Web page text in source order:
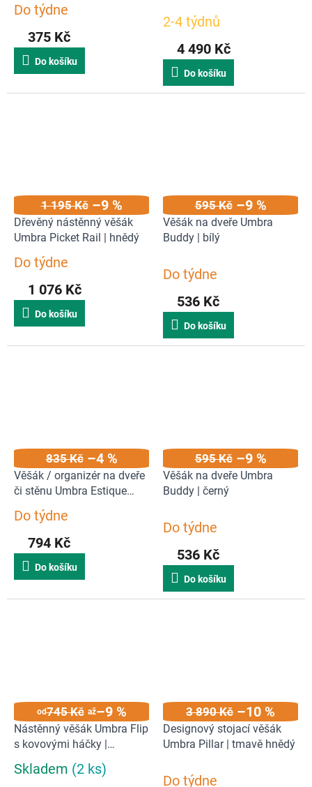
Průměrné
produktu
je
1,0
z
5
Do týdne
375 Kč
Do košíku
2-4 týdnů
4 490 Kč
Do košíku
1 195 Kč –9 %
Dřevěný nástěnný věšák
Umbra Picket Rail | hnědý
Průměrné
produktu
5,0
5
Do týdne
1 076 Kč
Do košíku
595 Kč –9 %
Věšák na dveře Umbra
Buddy | bílý
Do týdne
536 Kč
Do košíku
835 Kč –4 %
Věšák / organizér na dveře
či stěnu Umbra Estique
Organizer | bílý
Průměrné
produktu
4,7
5
Do týdne
794 Kč
Do košíku
595 Kč –9 %
Věšák na dveře Umbra
Buddy | černý
Do týdne
536 Kč
Do košíku
od745 Kč až–9 %
Nástěnný věšák Umbra Flip
s kovovými háčky |
Průměrné
Skladem (2 ks)
3 890 Kč –10 %
Designový stojací věšák
Umbra Pillar | tmavě hnědý
Do týdne